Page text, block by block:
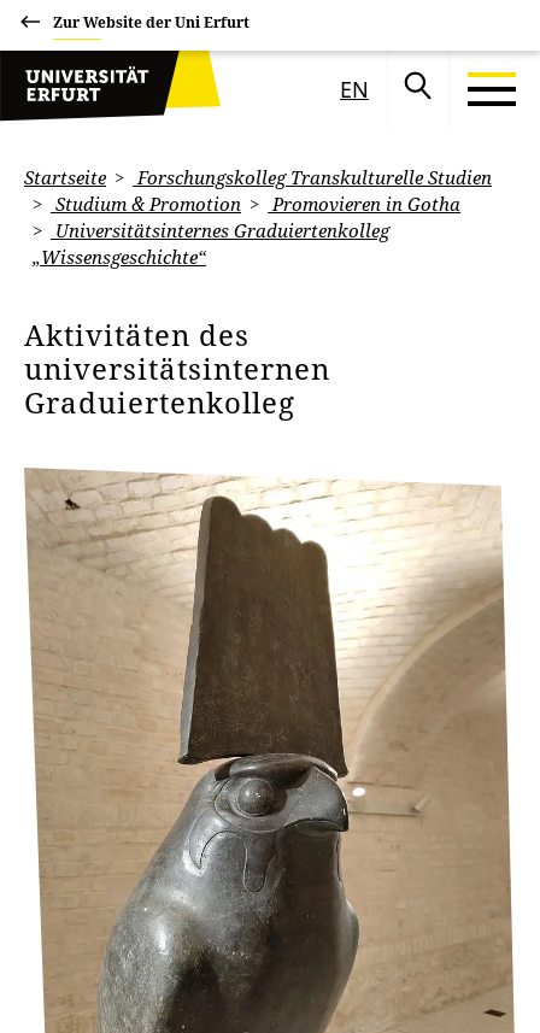
Zur Website der Uni Erfurt
EN
Startseite
Forschungskolleg Transkulturelle Studien
Studium & Promotion
Promovieren in Gotha
Universitätsinternes Graduiertenkolleg
„Wissensgeschichte“
Aktivitäten des
universitätsinternen
Graduiertenkolleg